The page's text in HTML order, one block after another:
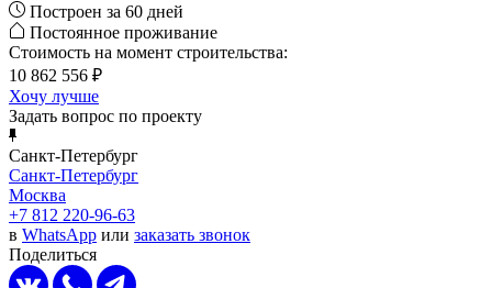
Построен за 60 дней
Постоянное проживание
Стоимость на момент строительства:
10 862 556 ₽
Хочу лучше
Задать вопрос по проекту
Санкт-Петербург
Санкт-Петербург
Москва
+7 812 220-96-63
в WhatsApp или заказать звонок
Поделиться